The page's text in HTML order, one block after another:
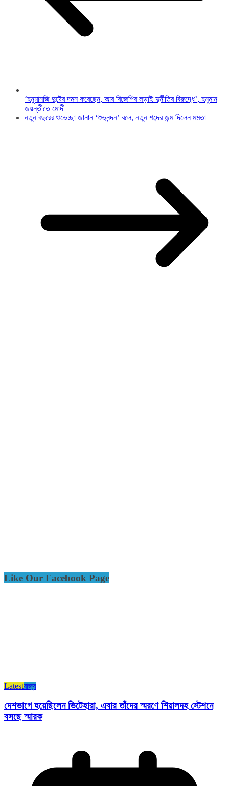
‘হনুমানজি দুষ্টের দমন করেছেন, আর বিজেপির লড়াই দুর্নীতির বিরুদ্ধে’, হনুমান
জয়ন্তীতে মোদী
নতুন বছরের শুভেচ্ছা জানান ‘শুভনন্দন’ বলে, নতুন শব্দের জন্ম দিলেন মমতা
Like Our Facebook Page
Latestরাজ্য​
দেশভাগে হয়েছিলেন ভিটেহারা, এবার তাঁদের স্মরণে শিয়ালদহ স্টেশনে
বসছে স্মারক